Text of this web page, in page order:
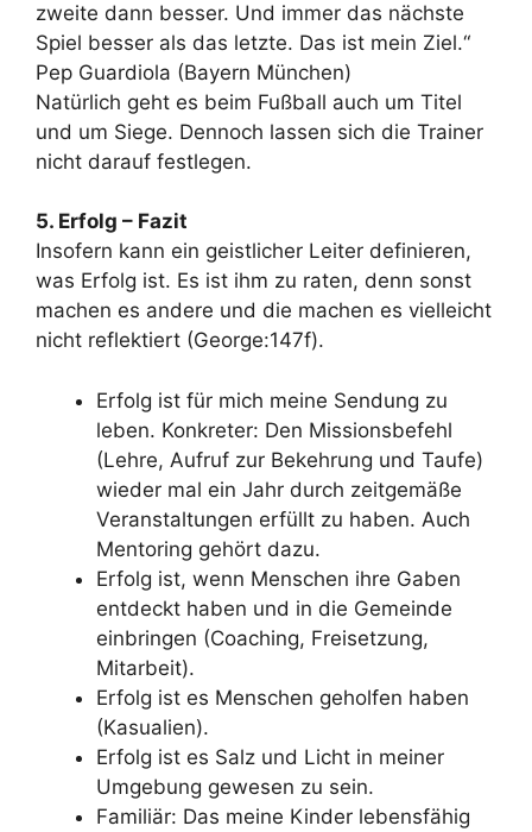
zweite dann besser. Und immer das nächste
Spiel besser als das letzte. Das ist mein Ziel.“
Pep Guardiola (Bayern München)
Natürlich geht es beim Fußball auch um Titel
und um Siege. Dennoch lassen sich die Trainer
nicht darauf festlegen.
5. Erfolg – Fazit
Insofern kann ein geistlicher Leiter definieren,
was Erfolg ist. Es ist ihm zu raten, denn sonst
machen es andere und die machen es vielleicht
nicht reflektiert (George:147f).
Erfolg ist für mich meine Sendung zu
leben. Konkreter: Den Missionsbefehl
(Lehre, Aufruf zur Bekehrung und Taufe)
wieder mal ein Jahr durch zeitgemäße
Veranstaltungen erfüllt zu haben. Auch
Mentoring gehört dazu.
Erfolg ist, wenn Menschen ihre Gaben
entdeckt haben und in die Gemeinde
einbringen (Coaching, Freisetzung,
Mitarbeit).
Erfolg ist es Menschen geholfen haben
(Kasualien).
Erfolg ist es Salz und Licht in meiner
Umgebung gewesen zu sein.
Familiär: Das meine Kinder lebensfähig